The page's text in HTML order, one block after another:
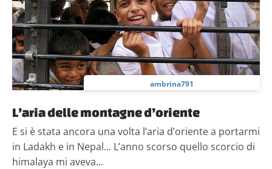
Utilizziamo i cookie per personalizzare contenuti ed
annunci, per fornire funzionalità dei social media e per
analizzare il nostro traffico. Condividiamo inoltre
informazioni sul modo in cui utilizzi il nostro sito con i
nostri partner che si occupano di analisi dei dati web,
pubblicità e social media, i quali potrebbero combinarle
con altre informazioni che hai fornito loro o che hanno
raccolto dal tuo utilizzo dei loro servizi.
ambrina791
L’aria delle montagne d’oriente
E si è stata ancora una volta l’aria d’oriente a portarmi
in Ladakh e in Nepal... L’anno scorso quello scorcio di
himalaya mi aveva...